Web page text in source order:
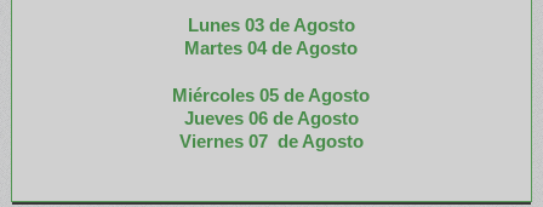
Lunes 03 de Agosto
Martes 04 de Agosto
Miércoles 05 de Agosto
Jueves 06 de Agosto
Viernes 07 de Agosto